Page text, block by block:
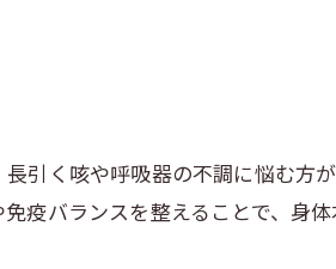
引く咳や呼吸器の不調に悩む方
疫バランスを整えることで、身